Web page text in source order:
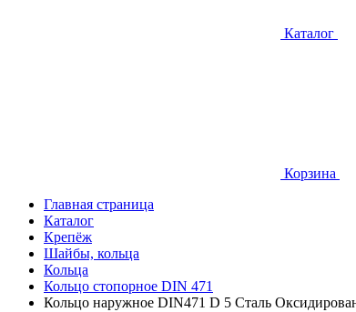
Каталог
Корзина
Главная страница
Каталог
Крепёж
Шайбы, кольца
Кольца
Кольцо стопорное DIN 471
Кольцо наружное DIN471 D 5 Сталь